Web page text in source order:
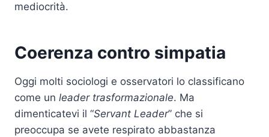
mediocrità.
Coerenza contro simpatia
Oggi molti sociologi e osservatori lo classificano
come un leader trasformazionale. Ma
dimenticatevi il “Servant Leader” che si
preoccupa se avete respirato abbastanza